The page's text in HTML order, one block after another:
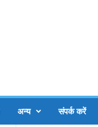
अन्य संपर्क करें